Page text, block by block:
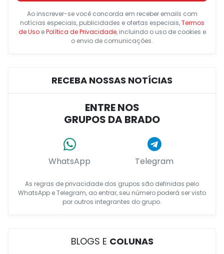
Ao inscrever-se você concorda em receber emails com
notícias especiais, publicidades e ofertas especiais,Termos
de UsoePolítica de Privacidade, incluindo o uso de cookies e
o envio de comunicações.
RECEBA NOSSAS NOTÍCIAS
ENTRE NOS
GRUPOS DA BRADO
WhatsApp Telegram
As regras de privacidade dos grupos são definidas pelo
WhatsApp e Telegram, ao entrar, seu número poderá ser visto
por outros integrantes do grupo.
BLOGS E COLUNAS